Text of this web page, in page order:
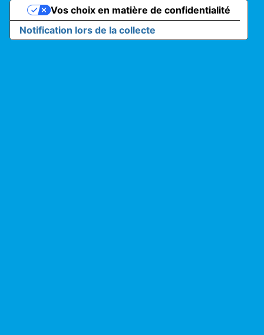
Notification lors de la collecte
Vos choix en matière de confidentialité